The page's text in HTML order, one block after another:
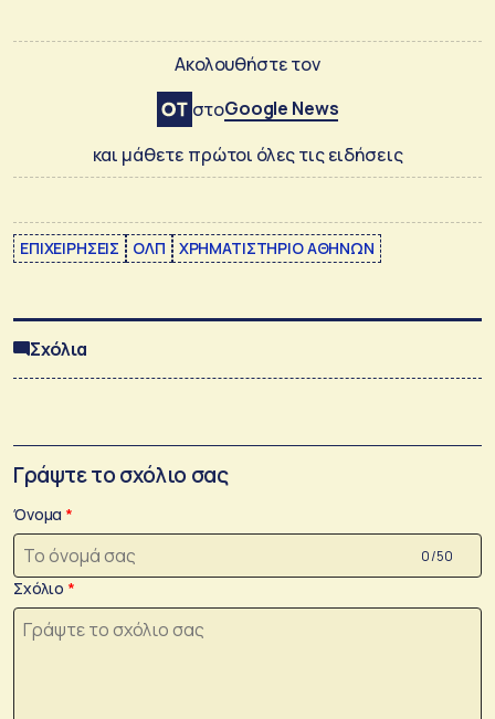
Ακολουθήστε τον
στοGoogle News
και μάθετε πρώτοι όλες τις ειδήσεις
ΕΠΙΧΕΙΡΗΣΕΙΣ ΟΛΠ ΧΡΗΜΑΤΙΣΤΗΡΙΟ ΑΘΗΝΩΝ
Σχόλια
Γράψτε το σχόλιο σας
Όνομα
0 /50
Σχόλιο